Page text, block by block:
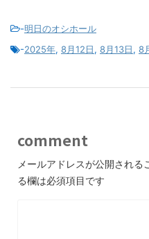
-明日のオシホール
-2025年, 8月12日, 8月13日, 8
comment
メールアドレスが公開される
る欄は必須項目です